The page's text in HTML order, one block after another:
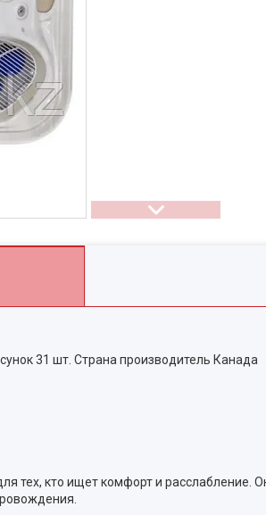
31 шт. Страна производитель Канада
тех, кто ищет комфорт и расслабление.